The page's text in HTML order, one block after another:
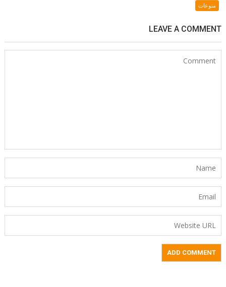
منوعات
LEAVE A COMMENT